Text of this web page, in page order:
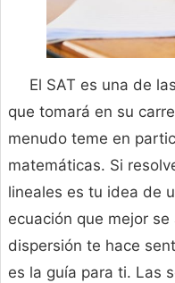
El SAT es una de
que tomará en su
menudo teme en
matemáticas. Si
lineales es tu idea de
ecuación que mejor
dispersión te hace
es la guía para ti. Las